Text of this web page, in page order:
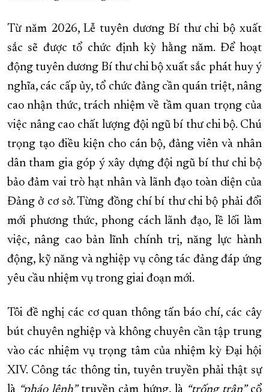
Từ năm 2026, Lễ tuyên dương Bí thư chi bộ xuất
sắc sẽ được tổ chức định kỳ hằng năm. Để hoạt
động tuyên dương Bí thư chi bộ xuất sắc phát huy ý
nghĩa, các cấp ủy, tổ chức đảng cần quán triệt, nâng
cao nhận thức, trách nhiệm về tầm quan trọng của
việc nâng cao chất lượng đội ngũ bí thư chi bộ. Chú
trọng tạo điều kiện cho cán bộ, đảng viên và nhân
dân tham gia góp ý xây dựng đội ngũ bí thư chi bộ
bảo đảm vai trò hạt nhân và lãnh đạo toàn diện của
Đảng ở cơ sở. Từng đồng chí bí thư chi bộ phải đổi
mới phương thức, phong cách lãnh đạo, lề lối làm
việc, nâng cao bản lĩnh chính trị, năng lực hành
động, kỹ năng và nghiệp vụ công tác đảng đáp ứng
yêu cầu nhiệm vụ trong giai đoạn mới.
Tôi đề nghị các cơ quan thông tấn báo chí, các cây
bút chuyên nghiệp và không chuyên cần tập trung
vào các nhiệm vụ trọng tâm của nhiệm kỳ Đại hội
XIV. Công tác thông tin, tuyên truyền phải thật sự